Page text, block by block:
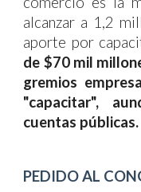
alcanzar a 1,2
aporte por
de $70 mil
gremios
"capacitar",
cuentas públicas.
PEDIDO AL